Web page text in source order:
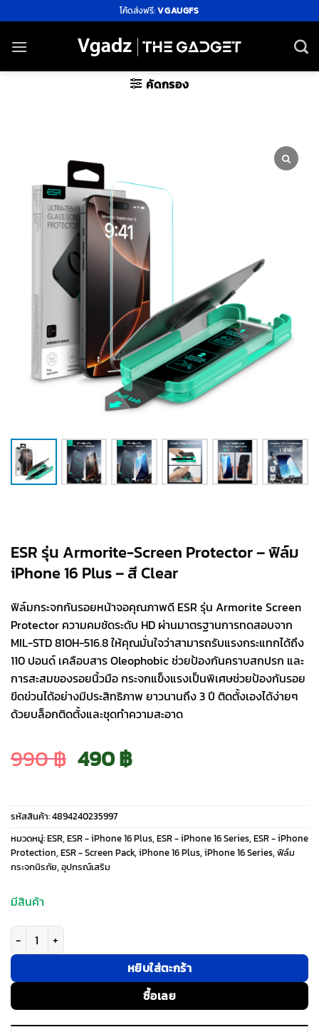
ไป
ยัง
โค้ดส่งฟรี:VGAUGFS
คัดกรอง
ESR รุ่น Armorite-Screen Protector – ฟิล์ม
iPhone 16 Plus – สี Clear
ฟิล์มกระจกกันรอยหน้าจอคุณภาพดี ESR รุ่น Armorite Screen
Protector ความคมชัดระดับ HD ผ่านมาตรฐานการทดสอบจาก
MIL-STD 810H-516.8 ให้คุณมั่นใจว่าสามารถรับแรงกระแทกได้ถึง
110 ปอนด์ เคลือบสาร Oleophobic ช่วยป้องกันคราบสกปรก และ
การสะสมของรอยนิ้วมือ กระจกแข็งแรงเป็นพิเศษช่วยป้องกันรอย
ขีดข่วนได้อย่างมีประสิทธิภาพ ยาวนานถึง 3 ปี ติดตั้งเองได้ง่ายๆ
ด้วยบล็อกติดตั้งและชุดทำความสะอาด
990฿ Original
price
was:
990 ฿.
490฿Current
price
is:
รหัสสินค้า:4894240235997
หมวดหมู่:ESR, ESR - iPhone 16 Plus, ESR - iPhone 16 Series, ESR - iPhone
Protection, ESR - Screen Pack, iPhone 16 Plus, iPhone 16 Series, ฟิล์ม
กระจกนิรภัย, อุปกรณ์เสริม
มีสินค้า
จำนวน ESR รุ่น Armorite-Screen Protector - ฟิล์ม iPhone 16 Plus - สี
หยิบใส่ตะกร้า
ซื้อเลย